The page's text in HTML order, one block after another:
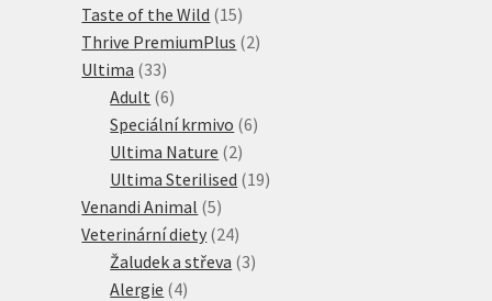
produktů
Taste of the Wild 1515
produktů
Thrive PremiumPlus 22
Ultima 3333
produktů
Adult 66
produktů
Speciální krmivo 66
Ultima Nature 22
produkty
Ultima Sterilised 1919
Venandi Animal 55
produktů
Veterinární diety 2424
produktů
Žaludek a střeva 33
Alergie 44